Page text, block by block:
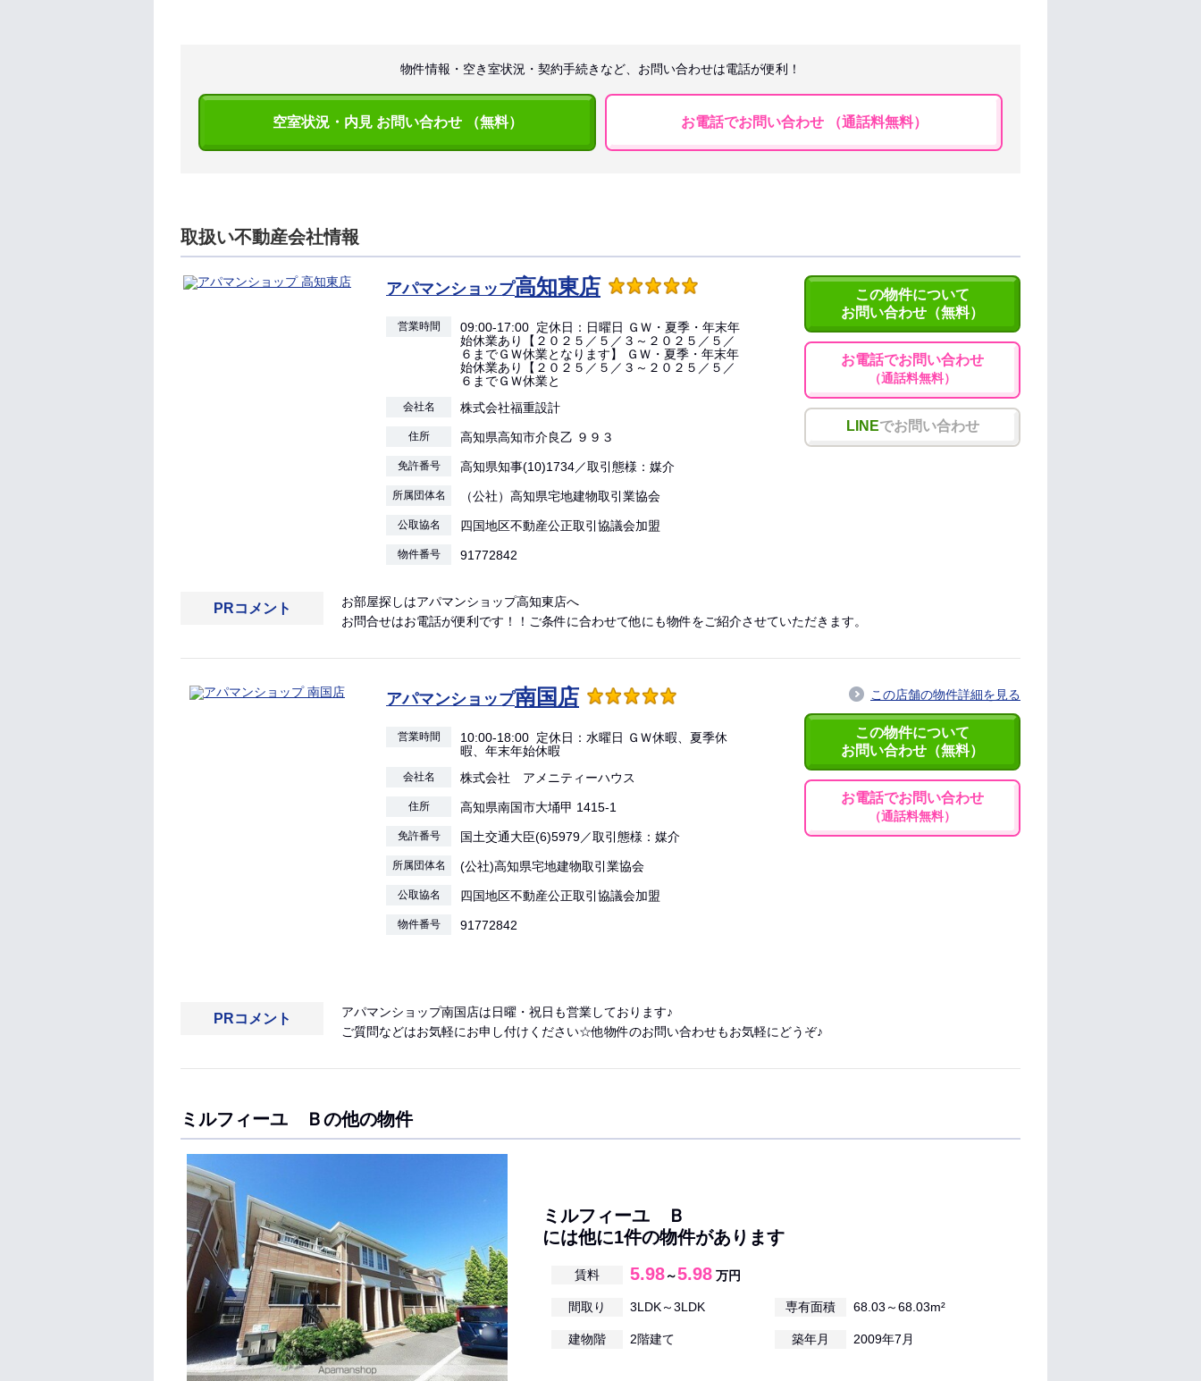
物件情報・空き室状況・契約手続きなど、お問い合わせは電話が便利！
空室状況・内見 お問い合わせ （無料） お電話でお問い合わせ （通話料無料）
取扱い不動産会社情報
アパマンショップ高知東店
営業時間
09:00-17:00 定休日：日曜日 ＧＷ・夏季・年末年
始休業あり【２０２５／５／３～２０２５／５／
６までＧＷ休業となります】 ＧＷ・夏季・年末年
始休業あり【２０２５／５／３～２０２５／５／
６までＧＷ休業と
会社名 株式会社福重設計
住所 高知県高知市介良乙 ９９３
免許番号 高知県知事(10)1734／取引態様：媒介
所属団体名 （公社）高知県宅地建物取引業協会
公取協名 四国地区不動産公正取引協議会加盟
物件番号 91772842
この物件について
お問い合わせ（無料）
お電話でお問い合わせ
（通話料無料）
LINEでお問い合わせ
PRコメント
お部屋探しはアパマンショップ高知東店へ
お問合せはお電話が便利です！！ご条件に合わせて他にも物件をご紹介させていただきます。
アパマンショップ南国店
営業時間
10:00-18:00 定休日：水曜日 ＧＷ休暇、夏季休
暇、年末年始休暇
会社名 株式会社 アメニティーハウス
住所 高知県南国市大埇甲 1415-1
免許番号 国土交通大臣(6)5979／取引態様：媒介
所属団体名 (公社)高知県宅地建物取引業協会
公取協名 四国地区不動産公正取引協議会加盟
物件番号 91772842
この店舗の物件詳細を見る
この物件について
お問い合わせ（無料）
お電話でお問い合わせ
（通話料無料）
PRコメント
アパマンショップ南国店は日曜・祝日も営業しております♪
ご質問などはお気軽にお申し付けください☆他物件のお問い合わせもお気軽にどうぞ♪
ミルフィーユ Ｂの他の物件
ミルフィーユ Ｂ
には他に1件の物件があります
賃料 5.98～5.98 万円
間取り 3LDK～3LDK 専有面積 68.03～68.03m²
建物階 2階建て 築年月 2009年7月